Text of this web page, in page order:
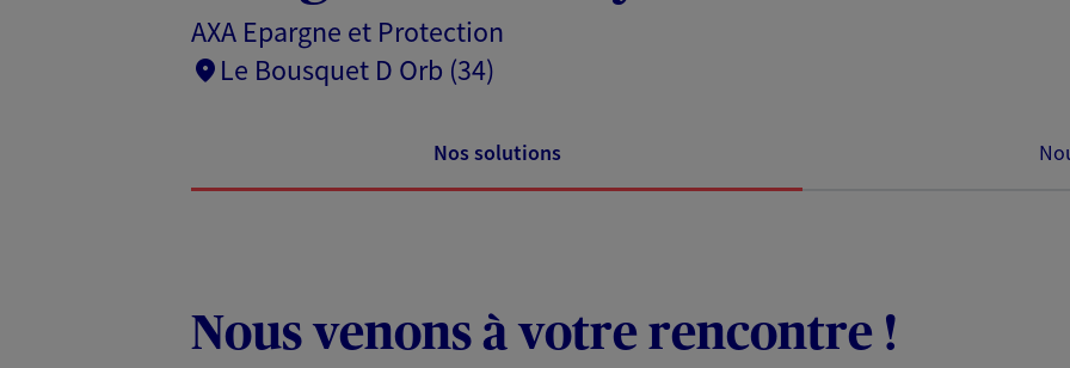
AXA Epargne et Protection
Le Bousquet D Orb (34)
Nos solutions
Nous venons à votre rencontre !